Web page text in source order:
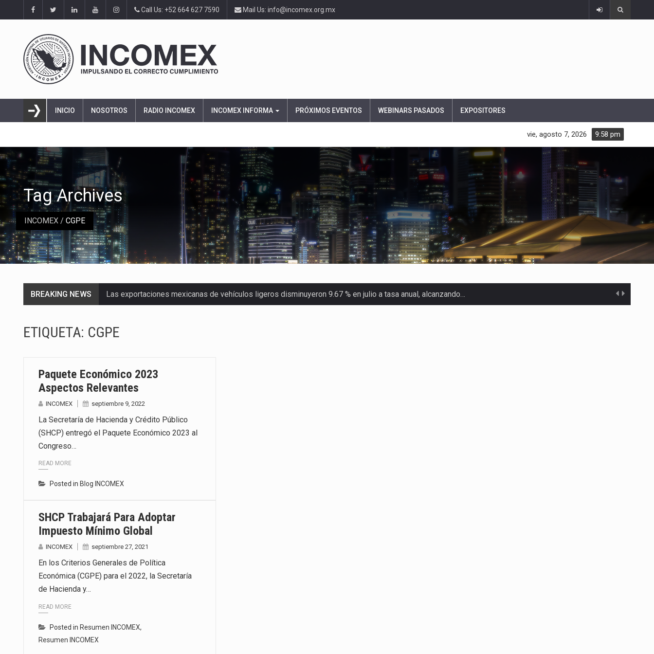
Call Us: +52 664 627 7590 Mail Us: info@incomex.org.mx
INICIO NOSOTROS RADIO INCOMEX INCOMEX INFORMA PRÓXIMOS EVENTOS WEBINARS PASADOS EXPOSITORES
9:58 pm
vie, agosto 7, 2026
INCOMEX / CGPE
Tag Archives
BREAKING NEWS Las exportaciones mexicanas de vehículos ligeros disminuyeron 9.67 % en julio a tasa anual, alcanzando…
La Coalition for a Prosperous America (CPA) solicitó al gobierno de Estados Unidos mantener e…
Ante la suspensión temporal de las inspecciones sanitarias del Departamento de Agricultura de Estados Unidos…
Los créditos fiscales determinados a empresas IMMEX rara vez nacen de una interpretación equivocada de…
La industria automotriz mexicana concentra más de la mitad de las quejas bajo el Mecanismo…
ETIQUETA: CGPE
Paquete Económico 2023
Aspectos Relevantes
INCOMEX septiembre 9, 2022
La Secretaría de Hacienda y Crédito Público
(SHCP) entregó el Paquete Económico 2023 al
Congreso…
READ MORE
Posted in Blog INCOMEX
SHCP Trabajará Para Adoptar
Impuesto Mínimo Global
INCOMEX septiembre 27, 2021
En los Criterios Generales de Política
Económica (CGPE) para el 2022, la Secretaría
de Hacienda y…
READ MORE
Posted in Resumen INCOMEX,
Resumen INCOMEX